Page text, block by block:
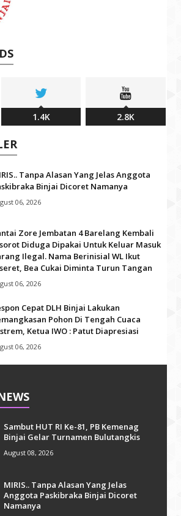
1.4K 2.8K
Tanpa Alasan Yang Jelas Anggota
Binjai Dicoret Namanya
06, 2026
Zore Jembatan 4 Barelang Kembali
Diduga Dipakai Untuk Keluar Masuk
Ilegal. Nama Berinisial WL Ikut
Bea Cukai Diminta Turun Tangan
06, 2026
Cepat DLH Binjai Lakukan
Pohon Di Tengah Cuaca
Ketua IWO : Patut Diapresiasi
06, 2026
Sambut HUT RI Ke-81, PB Kemenag
Binjai Gelar Turnamen Bulutangkis
August 08, 2026
MIRIS.. Tanpa Alasan Yang Jelas
Anggota Paskibraka Binjai Dicoret
Namanya